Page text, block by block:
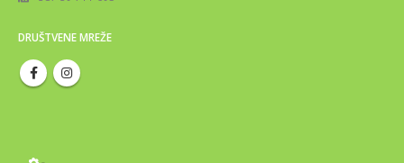
DRUŠTVENE MREŽE